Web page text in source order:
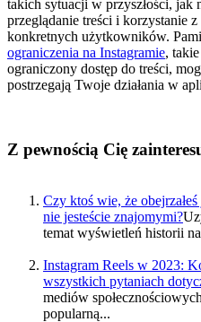
takich sytuacji w przyszłości, jak
przeglądanie treści i korzystanie
konkretnych użytkowników.
ograniczenia na Instagramie,
ograniczony dostęp do treści,
postrzegają Twoje działania w
Z pewnością Cię
Czy ktoś wie, że
nie jesteście znajomymi?
temat wyświetleń historii
Instagram Reels w 2023:
wszystkich pytaniach
mediów
popularną...